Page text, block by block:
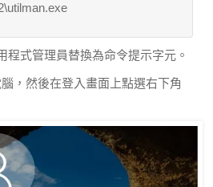
程式管理員替換為命令提示字元。
，然後在登入畫面上點選右下角